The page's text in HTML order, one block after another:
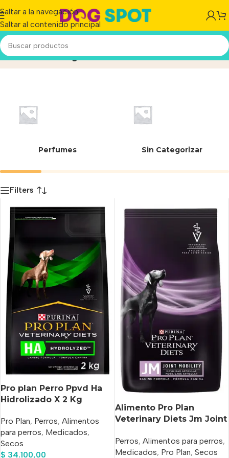
Saltar a la navegación
Saltar al contenido principal
Veterinary DietsInicio/Producto
Perfumes Sin Categorizar
Filters
Pro plan Perro Ppvd Ha
Hidrolizado X 2 Kg
Pro Plan, Perros, Alimentos
para perros, Medicados,
Secos
$ 34.100,00
Alimento Pro Plan
Veterinary Diets Jm Joint
Las Edades Todos Los
Tamaños Sabor Mix En
Perros, Alimentos para perros,
Medicados, Pro Plan, Secos